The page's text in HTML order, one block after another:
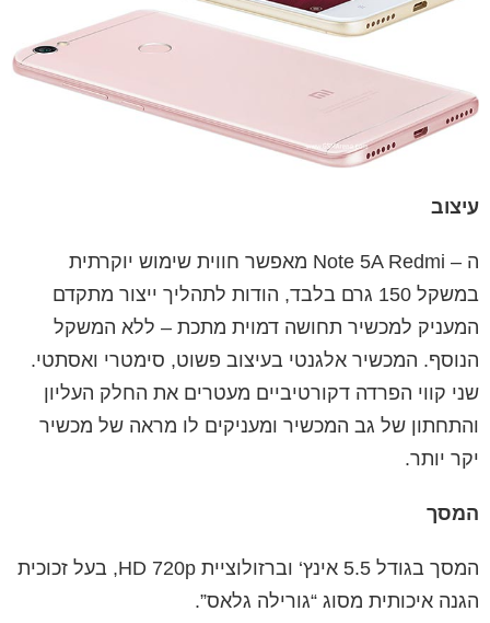
עיצוב
ה –
Note 5A Redmi
מאפשר חווית שימוש יוקרתית
במשקל 150 גרם בלבד, הודות לתהליך ייצור מתקדם
המעניק למכשיר תחושה דמוית מתכת – ללא המשקל
הנוסף. המכשיר אלגנטי בעיצוב פשוט, סימטרי ואסתטי.
שני קווי הפרדה דקורטיביים מעטרים את החלק העליון
והתחתון של גב המכשיר ומעניקים לו מראה של מכשיר
יקר יותר.
המסך
המסך בגודל אינץ‘ וברזולוציית HD 720p
, בעל זכוכית
הגנה איכותית מסוג “גורילה גלאס”.